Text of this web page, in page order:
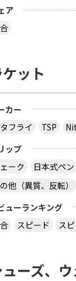
ア
ット
カー
フライ
TSP
ップ
ーク
日本式ペン
他（異質、反転）
ューランキング
スピード ス
ーズ、